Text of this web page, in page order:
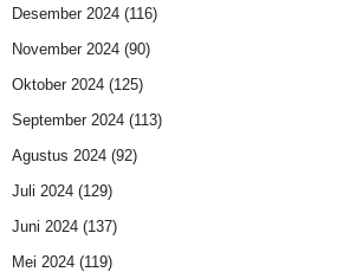
Desember 2024 (116)
November 2024 (90)
Oktober 2024 (125)
September 2024 (113)
Agustus 2024 (92)
Juli 2024 (129)
Juni 2024 (137)
Mei 2024 (119)